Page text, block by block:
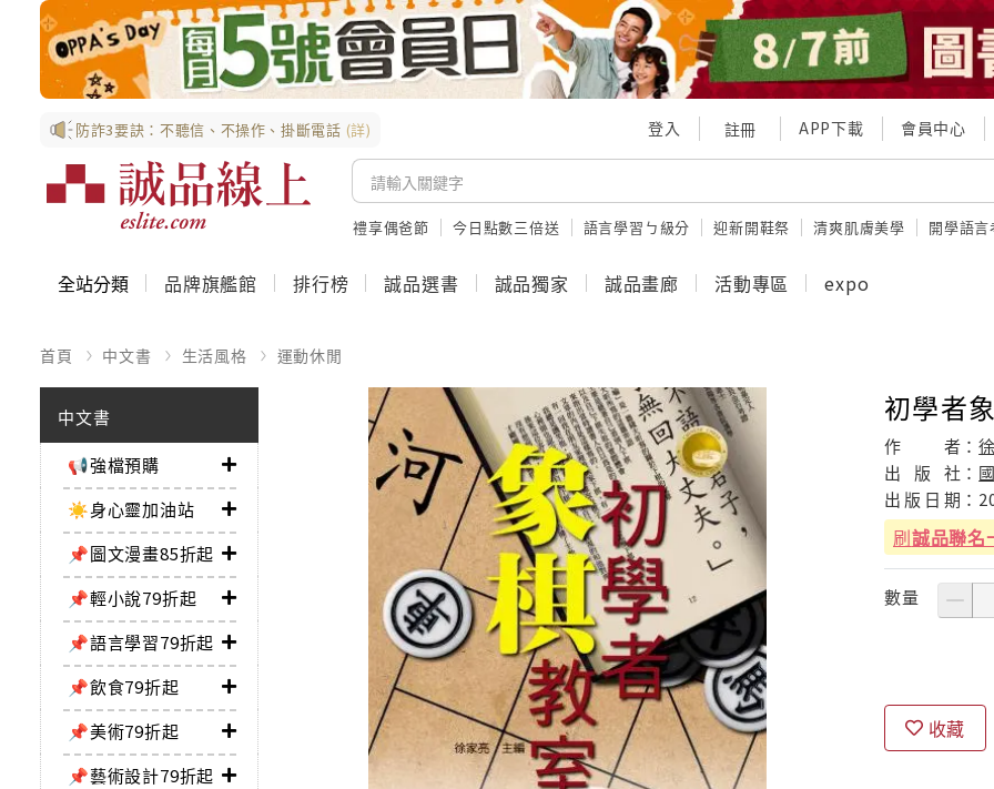
防詐3要訣：不聽信、不操作、掛斷電話 (詳) 登入 註冊 APP下載 會員中心
禮享偶爸節 今日點數三倍送 語言學習ㄅ級分 迎新開鞋祭 清爽肌膚美學 開學語
全站分類 品牌旗艦館 排行榜 誠品選書 誠品獨家 誠品畫廊 活動專區 expo
首頁 中文書 生活風格 運動休閒
中文書
📢強檔預購
☀️身心靈加油站
📌圖文漫畫85折起
📌輕小說79折起
📌語言學習79折起
📌飲食79折起
📌美術79折起
📌藝術設計79折起
初學者
作 者：
出
版 社：
出 版 日 期：
刷誠品聯名
數量
收藏